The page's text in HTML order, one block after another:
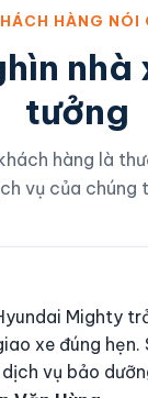
HÀNG NÓI
nhà
tưởng
hàng là
vụ của chúng
Mighty
xe đúng hẹn.
vụ bảo